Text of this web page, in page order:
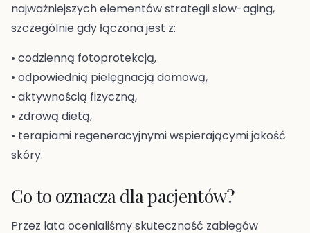
najważniejszych elementów strategii slow-aging,
szczególnie gdy łączona jest z:
• codzienną fotoprotekcją,
• odpowiednią pielęgnacją domową,
• aktywnością fizyczną,
• zdrową dietą,
• terapiami regeneracyjnymi wspierającymi jakość
skóry.
Co to oznacza dla pacjentów?
Przez lata ocenialiśmy skuteczność zabiegów